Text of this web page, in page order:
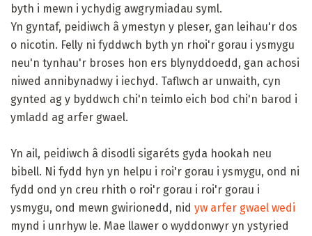
byth i mewn i ychydig awgrymiadau syml.
Yn gyntaf, peidiwch â ymestyn y pleser, gan leihau'r dos
o nicotin. Felly ni fyddwch byth yn rhoi'r gorau i ysmygu
neu'n tynhau'r broses hon ers blynyddoedd, gan achosi
niwed annibynadwy i iechyd. Taflwch ar unwaith, cyn
gynted ag y byddwch chi'n teimlo eich bod chi'n barod i
ymladd ag arfer gwael.
Yn ail, peidiwch â disodli sigaréts gyda hookah neu
bibell. Ni fydd hyn yn helpu i roi'r gorau i ysmygu, ond ni
fydd ond yn creu rhith o roi'r gorau i roi'r gorau i
ysmygu, ond mewn gwirionedd, nid yw arfer gwael wedi
mynd i unrhyw le. Mae llawer o wyddonwyr yn ystyried